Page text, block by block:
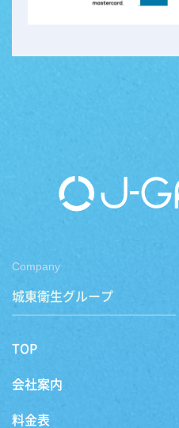
Company
城東衛生グループ
TOP
会社案内
料金表